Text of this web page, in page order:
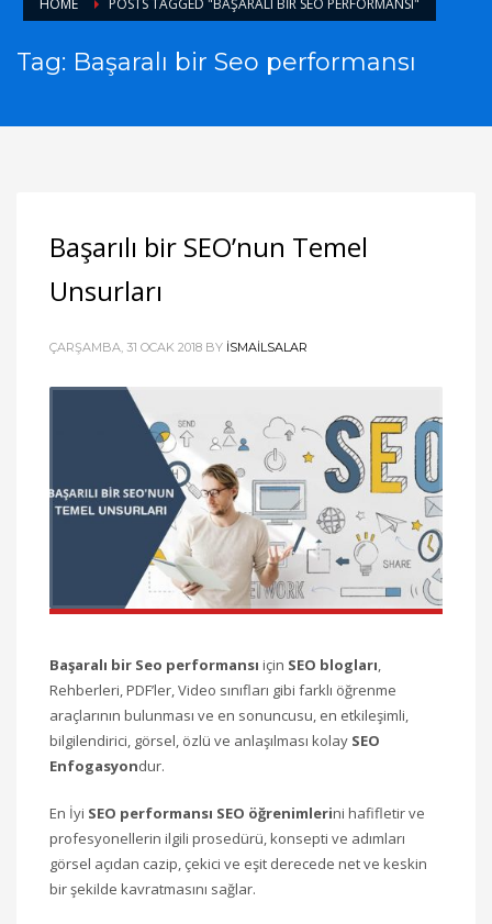
Tag: Başaralı bir Seo performansı
Başarılı bir SEO’nun Temel
Unsurları
ÇARŞAMBA, 31 OCAK 2018 BY ISMAILSALAR
Başaralı bir Seo performansı için SEO blogları,
Rehberleri, PDF’ler, Video sınıfları gibi farklı öğrenme
araçlarının bulunması ve en sonuncusu, en etkileşimli,
bilgilendirici, görsel, özlü ve anlaşılması kolay SEO
Enfogasyondur.
En İyi SEO performansı SEO öğrenimlerini hafifletir ve
profesyonellerin ilgili prosedürü, konsepti ve adımları
görsel açıdan cazip, çekici ve eşit derecede net ve keskin
bir şekilde kavratmasını sağlar.